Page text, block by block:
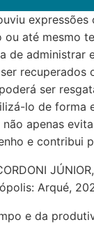
até mesmo
de administrar
ser
lo de forma
apenas
e contribui
Arqué,
e da